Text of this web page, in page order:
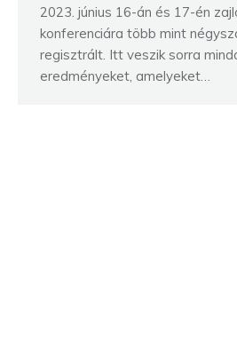
2023. június 16-án és 17-én
konferenciára több mint
regisztrált. Itt veszik sorra
eredményeket, amelyeket…